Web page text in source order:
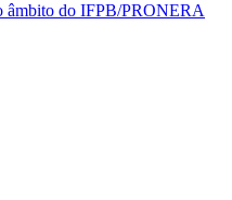
âmbito do IFPB/PRONERA